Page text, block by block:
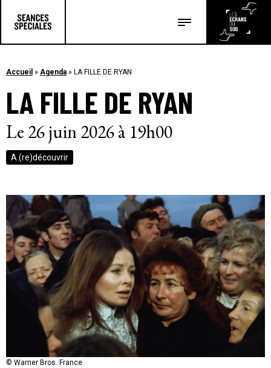
Les articles
Accueil » Agenda » LA FILLE DE RYAN
LA FILLE DE RYAN
Le 26 juin 2026 à 19h00
A (re)découvrir
© Warner Bros. France